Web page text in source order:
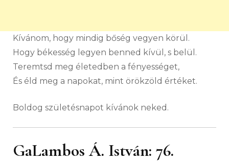
Kívánom, hogy mindig bőség vegyen körül.
Hogy békesség legyen benned kívül, s belül.
Teremtsd meg életedben a fényességet,
És éld meg a napokat, mint örökzöld értéket.
Boldog születésnapot kívánok neked.
GaLambos Á. István: 76.